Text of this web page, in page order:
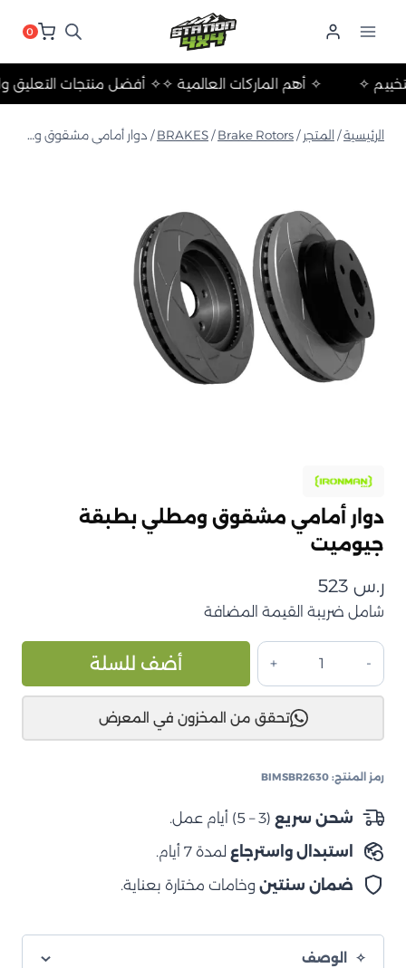
0
✧ أفضل منتجات✧ أهم الماركات العالمية ✧ والتخييم ✧
الرئيسية/ المتجر /
BRAKES / Brake Rotors
/ دوار أمامي مشقوق ومطلي بطبقة جيوميت
دوار أمامي مشقوق ومطلي بطبقة
جيوميت
ر.س
شامل ضريبة القيمة المضافة
كمية
دوار
أمامي
ومطلي
جيوميت
أضف للسلة
تحقق من المخزون في المعرض
رمز المنتج: BIMSBR2630
شحن سريع (3 – 5) أيام عمل.
استبدال واسترجاع لمدة 7 أيام.
ضمان سنتين وخامات مختارة بعناية.
الوصف